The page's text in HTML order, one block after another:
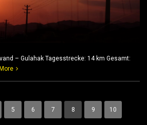
– Gulahak Tagesstrecke: 14 km Gesamt:
5 6 7 8 9 10